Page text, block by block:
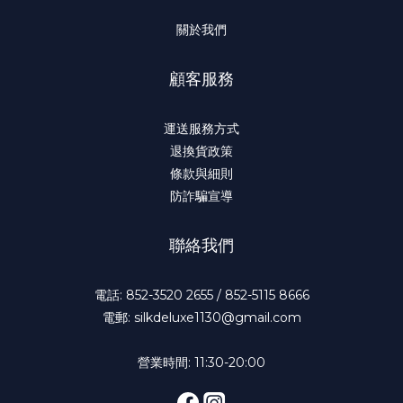
關於我們
顧客服務
運送服務方式
退換貨政策
條款與細則
防詐騙宣導
聯絡我們
電話: 852-3520 2655 / 852-5115 8666
電郵: silkdeluxe1130@gmail.com
營業時間: 11:30-20:00